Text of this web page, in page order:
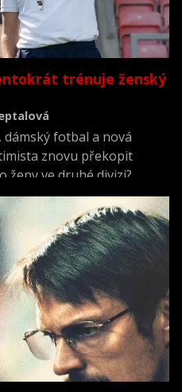
trénuje ženský
fotbal a nová
znovu překopit
ve druhé divizi?